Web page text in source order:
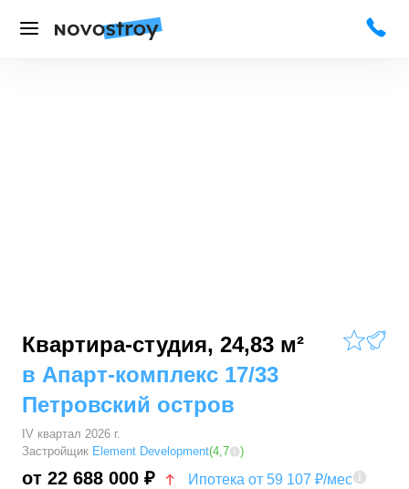
Квартира-студия, 24,83 м²
в Апарт-комплекс 17/33
Петровский остров
IV квартал 2026 г.
Застройщик Element Development(4,7 )
от 22 688 000 ₽ Ипотека от 59 107 ₽/мес